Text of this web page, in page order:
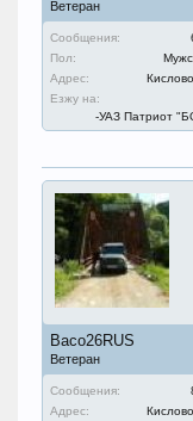
Ветеран
Сообщения:
Пол:
Адрес:
Езжу на:
-УАЗ Патриот
Васо26RUS
Ветеран
Сообщения:
Адрес: